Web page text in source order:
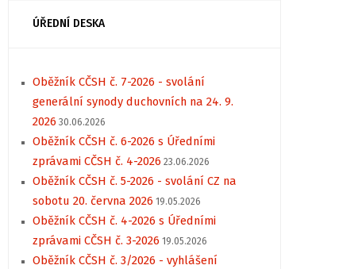
ÚŘEDNÍ DESKA
Oběžník CČSH č. 7-2026 - svolání
generální synody duchovních na 24. 9.
2026 30.06.2026
Oběžník CČSH č. 6-2026 s Úředními
zprávami CČSH č. 4-2026 23.06.2026
Oběžník CČSH č. 5-2026 - svolání CZ na
sobotu 20. června 2026 19.05.2026
Oběžník CČSH č. 4-2026 s Úředními
zprávami CČSH č. 3-2026 19.05.2026
Oběžník CČSH č. 3/2026 - vyhlášení